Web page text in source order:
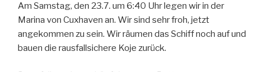
Am Samstag, den 23.7. um 6:40 Uhr legen wir in der
Marina von Cuxhaven an. Wir sind sehr froh, jetzt
angekommen zu sein. Wir räumen das Schiff noch auf und
bauen die rausfallsichere Koje zurück.